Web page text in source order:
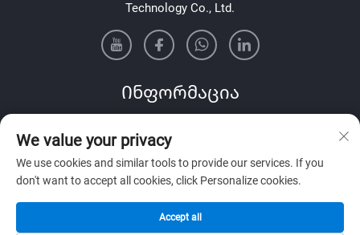
Technology Co., Ltd.
Ინფორმაცია
ბიულეტენი
We value your privacy
We use cookies and similar tools to provide our services. If you
don't want to accept all cookies, click Personalize cookies.
Accept all